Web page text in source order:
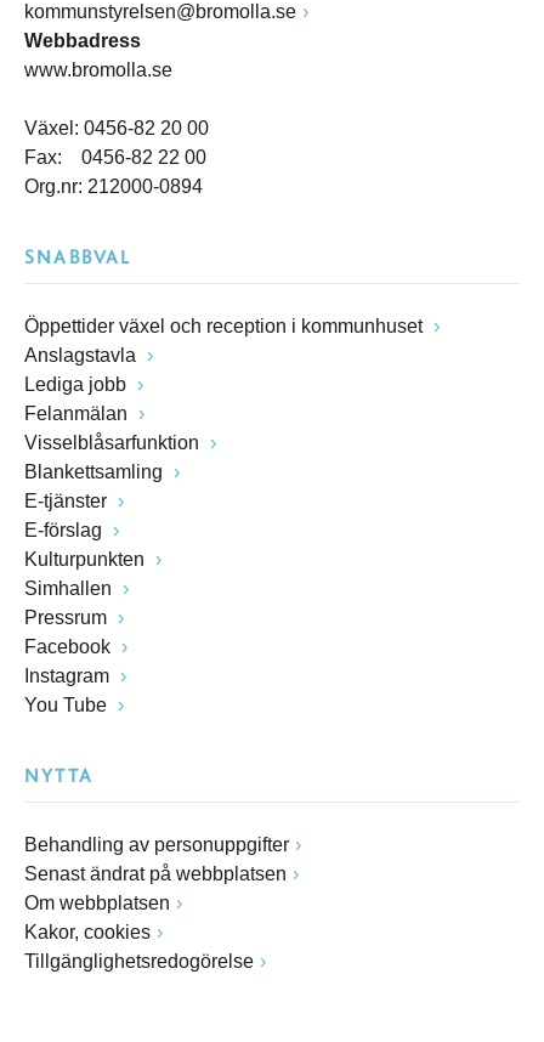
kommunstyrelsen@bromolla.se
Webbadress
www.bromolla.se
Växel: 0456-82 20 00
Fax: 0456-82 22 00
Org.nr: 212000-0894
SNABBVAL
Öppettider växel och reception i kommunhuset
Anslagstavla
Lediga jobb
Felanmälan
Visselblåsarfunktion
Blankettsamling
E-tjänster
E-förslag
Kulturpunkten
Simhallen
Pressrum
Facebook
Instagram
You Tube
NYTTA
Behandling av personuppgifter
Senast ändrat på webbplatsen
Om webbplatsen
Kakor, cookies
Tillgänglighetsredogörelse